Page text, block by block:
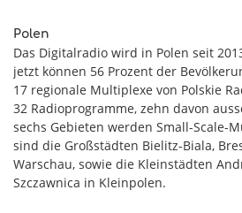
Polen
Das Digitalradio wird in Polen seit
jetzt können 56 Prozent der
17 regionale Multiplexe von Polskie
32 Radioprogramme, zehn davon
sechs Gebieten werden Small-Scale-
sind die Großstädten Bielitz-Biala,
Warschau, sowie die Kleinstädten
Szczawnica in Kleinpolen.